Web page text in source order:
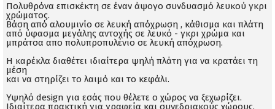
Πολυθρόνα επισκέκτη σε έναν άψογο συνδυασμό λευκού γκρι
χρώματος.
Βάση από αλουμινίο σε λευκή απόχρωση , κάθισμα και πλάτη
από ύφασμα μεγάλης αντοχής σε λευκό - γκρι χρώμα και
μπράτσα απο πολυπροπυλένιο σε λευκή απόχρωση.
Η καρέκλα διαθέτει ιδιαίτερα ψηλή πλάτη για να κρατάει τη
μέση
και να στηρίζει το λαιμό και το κεφάλι.
Υψηλό design για εσάς που θέλετε ο χώρος να ξεχωρίζει.
Ιδιαίτερα πρακτική για γραφεία και συνεδριακούς χώρους.